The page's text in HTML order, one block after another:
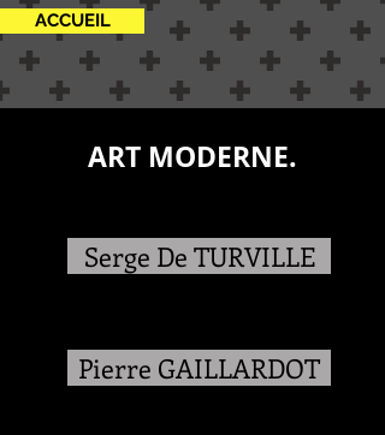
ACCUEIL
ART MODERNE.
Serge De TURVILLE
Pierre GAILLARDOT